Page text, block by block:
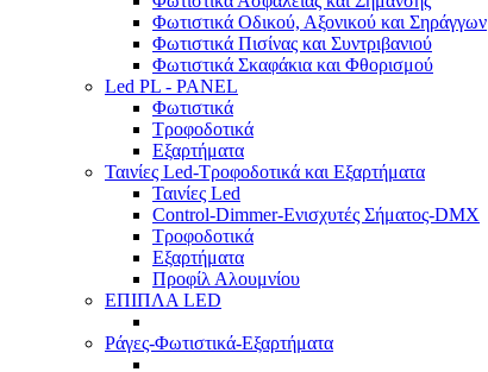
Φωτιστικά Οδικού, Αξονικού και Σηράγγων
Φωτιστικά Πισίνας και Συντριβανιού
Φωτιστικά Σκαφάκια και Φθορισμού
Led PL - PANEL
Φωτιστικά
Τροφοδοτικά
Εξαρτήματα
Ταινίες Led-Τροφοδοτικά και Εξαρτήματα
Ταινίες Led
Control-Dimmer-Ενισχυτές Σήματος-DMX
Τροφοδοτικά
Εξαρτήματα
Προφίλ Αλουμνίου
ΕΠΙΠΛΑ LED
Ράγες-Φωτιστικά-Εξαρτήματα